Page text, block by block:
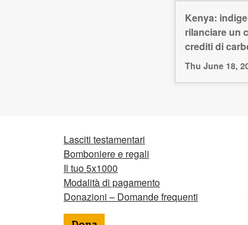
Kenya:
rilanciare un
crediti di
Thu June 18,
Lasciti testamentari
Bomboniere e regali
Il tuo 5x1000
Modalità di pagamento
Donazioni – Domande frequenti